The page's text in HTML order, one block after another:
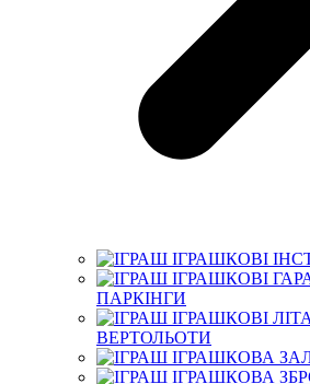
ІГРАШКОВІ
ІГРАШКОВІ
ПАРКІНГИ
ІГРАШКОВІ
ВЕРТОЛЬОТИ
ІГРАШКОВА
ІГРАШКОВА